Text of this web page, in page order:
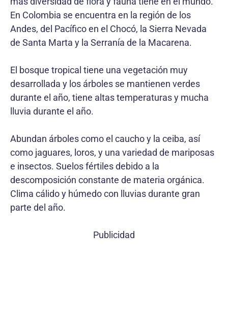
En Colombia se encuentra en la región de los
Andes, del Pacífico en el Chocó, la Sierra Nevada
de Santa Marta y la Serranía de la Macarena.
El bosque tropical tiene una vegetación muy
desarrollada y los árboles se mantienen verdes
durante el año, tiene altas temperaturas y mucha
lluvia durante el año.
Abundan árboles como el caucho y la ceiba, así
como jaguares, loros, y una variedad de mariposas
e insectos. Suelos fértiles debido a la
descomposición constante de materia orgánica.
Clima cálido y húmedo con lluvias durante gran
parte del año.
Publicidad